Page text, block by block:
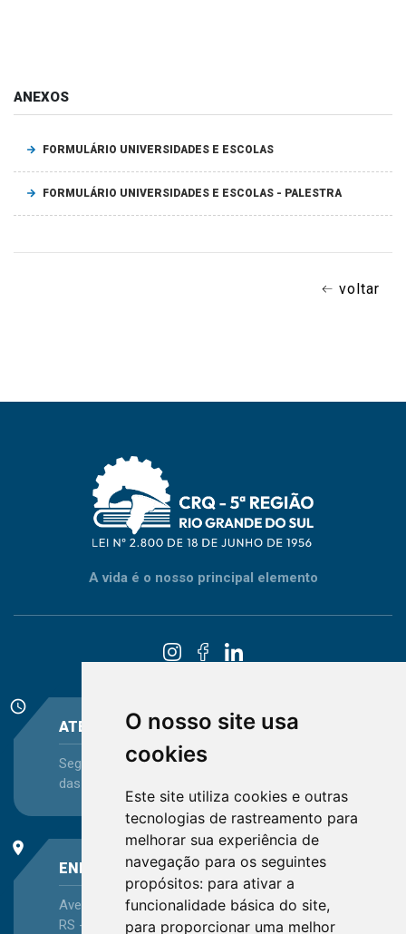
O nosso site usa
cookies
Este site utiliza cookies e outras
tecnologias de rastreamento para
melhorar sua experiência de
navegação para os seguintes
propósitos: para ativar a
funcionalidade básica do site,
para proporcionar uma melhor
ANEXOS
FORMULÁRIO UNIVERSIDADES E ESCOLAS
FORMULÁRIO UNIVERSIDADES E ESCOLAS - PALESTRA
voltar
A vida é o nosso principal elemento
schedule
ATENDIMENTO
Segunda-feira a Sexta-feira - das 08:30 às 12:15 e
das 13:30 às 16:45
place
ENDEREÇO
Avenida Itaqui, 45, Bairro Petrópolis, Porto Alegre -
RS - CEP 90460-140